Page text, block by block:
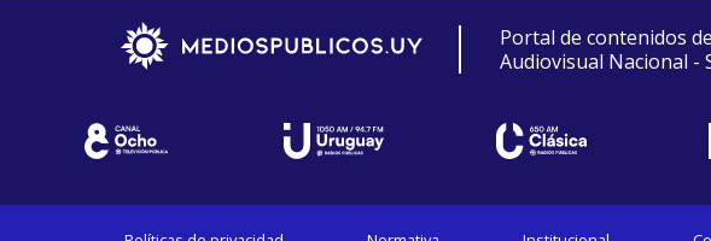
Portal de contenidos
Audiovisual Nacional -